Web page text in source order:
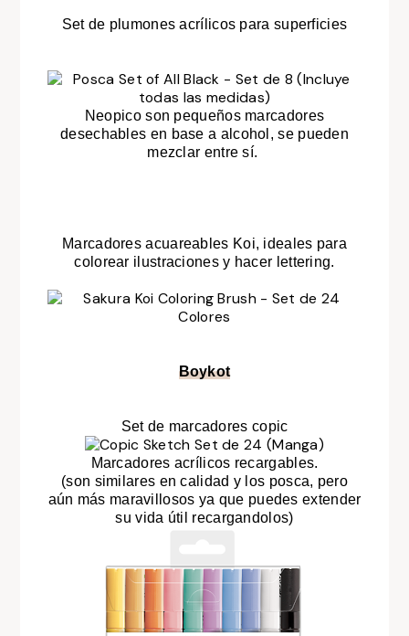
Set de plumones acrílicos para superficies
Neopico son pequeños marcadores
desechables en base a alcohol, se pueden
mezclar entre sí.
Marcadores acuareables Koi, ideales para
colorear ilustraciones y hacer lettering.
Boykot
Set de marcadores copic
Marcadores acrílicos recargables.
(son similares en calidad y los posca, pero
aún más maravillosos ya que puedes extender
su vida útil recargandolos)